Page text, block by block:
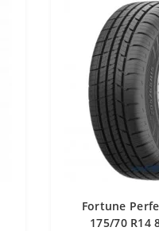
Fortune
175/70 R14